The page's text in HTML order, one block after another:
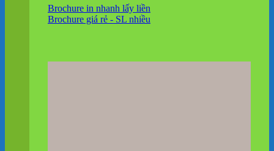
Brochure in nhanh lấy liền
Brochure giá rẻ - SL nhiều